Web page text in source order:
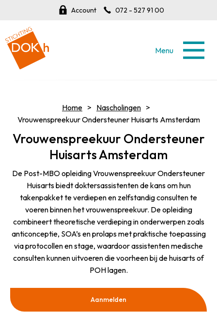
Account 072 - 527 91 00
Menu
Home
Nascholingen
Vrouwenspreekuur Ondersteuner Huisarts Amsterdam
Vrouwenspreekuur Ondersteuner
Huisarts Amsterdam
De Post-MBO opleiding Vrouwenspreekuur Ondersteuner
Huisarts biedt doktersassistenten de kans om hun
takenpakket te verdiepen en zelfstandig consulten te
voeren binnen het vrouwenspreekuur. De opleiding
combineert theoretische verdieping in onderwerpen zoals
anticonceptie, SOA’s en prolaps met praktische toepassing
via protocollen en stage, waardoor assistenten medische
consulten kunnen uitvoeren die voorheen bij de huisarts of
POH lagen.
Aanmelden